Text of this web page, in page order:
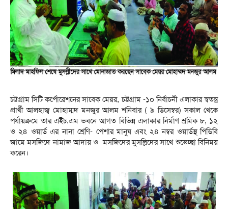
চট্টগ্রাম সিটি কর্পোরেশনের সাবেক মেয়র, চট্টগ্রাম -১০ নির্বাচনী এলাকার স্বতন্ত্র
প্রার্থী আলহাজ্ব মোহাম্মদ মনজুর আলম শনিবার ( ৯ ডিসেম্বর) সকাল থেকে
পর্যায়ক্রমে তার এইচ.এম ভবনে আগত বিভিন্ন এলাকার নির্মাণ শ্রমিক ৮, ১২
ও ২৪ ওয়ার্ড এর নানা শ্রেণি- পেশার মানুষ এবং ২৪ নম্বর ওয়ার্ডস্থ পিডিবি
জামে মসজিদে নামাজ আদায় ও মসজিদের মুসল্লিদের সাথে শুভেচ্ছা বিনিময়
করেন।